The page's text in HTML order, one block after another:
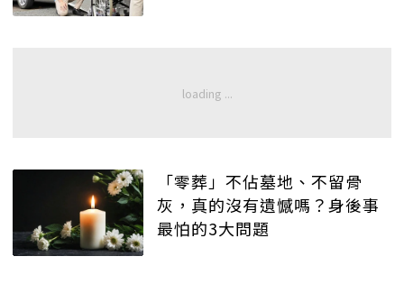
「零葬」不佔墓地、不留骨
灰，真的沒有遺憾嗎？身後事
最怕的3大問題